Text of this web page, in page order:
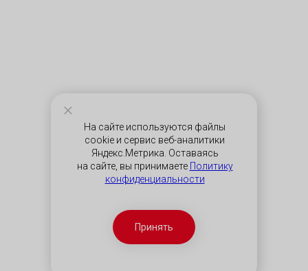
Принять
На сайте используются файлы
cookie и сервис веб-аналитики
Яндекс.Метрика. Оставаясь
на сайте, вы принимаете Политику
конфиденциальности